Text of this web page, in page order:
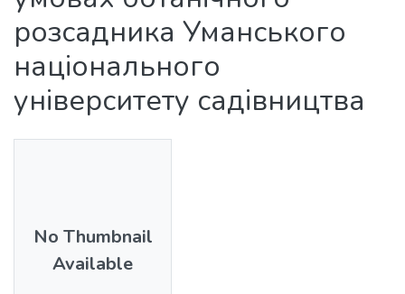
розсадника Уманського
національного
університету садівництва
No Thumbnail
Available